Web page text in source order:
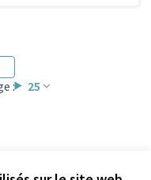
: 25